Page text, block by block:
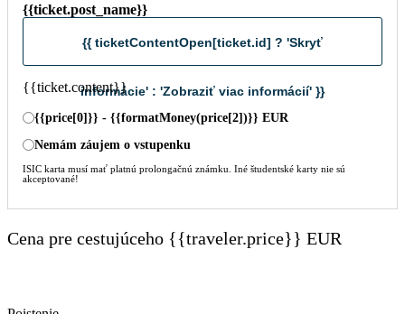
{{ticket.post_name}}
{{ ticketContentOpen[ticket.id] ? 'Skryť
informácie' : 'Zobraziť viac informácií' }}
{{ticket.content}}
{{price[0]}} - {{formatMoney(price[2])}} EUR
Nemám záujem o vstupenku
ISIC karta musí mať platnú prolongačnú známku. Iné študentské karty nie sú
akceptované!
Cena pre cestujúceho {{traveler.price}} EUR